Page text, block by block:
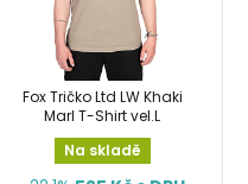
Fox Tričko Ltd LW Khaki
Marl T-Shirt vel.L
Na skladě